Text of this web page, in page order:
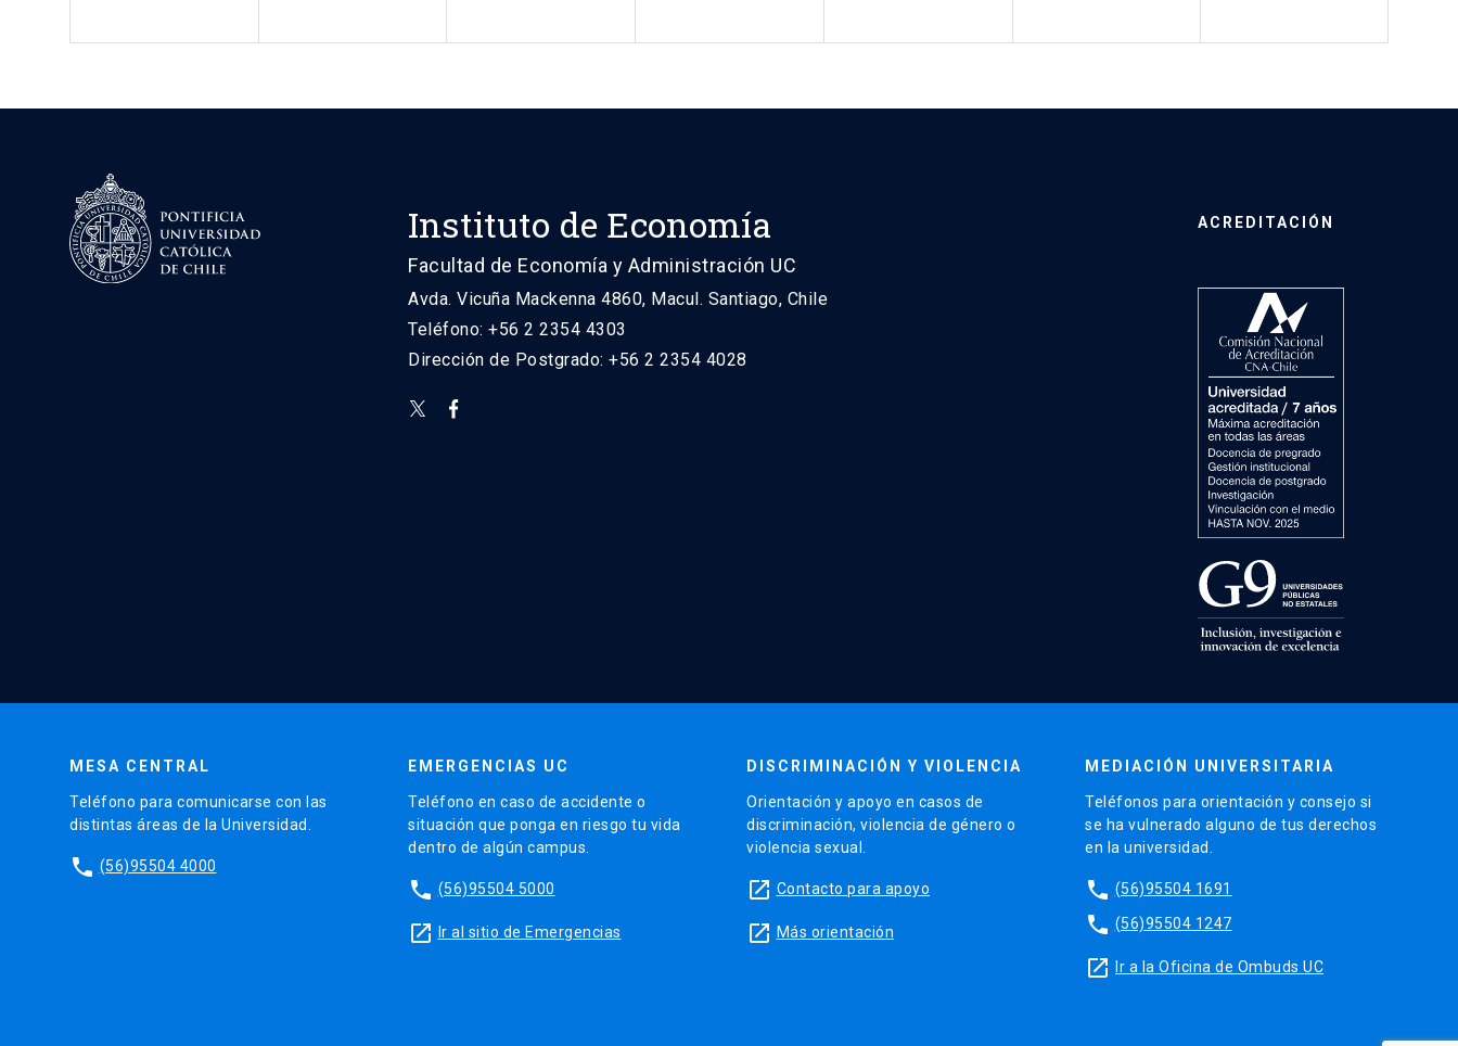
Instituto de Economía
Facultad de Economía y Administración UC
Avda. Vicuña Mackenna 4860, Macul. Santiago, Chile
Teléfono: +56 2 2354 4303
Dirección de Postgrado: +56 2 2354 4028
ACREDITACIÓN
MESA CENTRAL
Teléfono para comunicarse con las
distintas áreas de la Universidad.
phone (56)95504 4000
EMERGENCIAS UC
Teléfono en caso de accidente o
situación que ponga en riesgo tu vida
dentro de algún campus.
phone (56)95504 5000
launch Ir al sitio de Emergencias
DISCRIMINACIÓN Y VIOLENCIA
Orientación y apoyo en casos de
discriminación, violencia de género o
violencia sexual.
launch Contacto para apoyo
launch Más orientación
MEDIACIÓN UNIVERSITARIA
Teléfonos para orientación y consejo si
se ha vulnerado alguno de tus derechos
en la universidad.
phone (56)95504 1691
phone (56)95504 1247
launch Ir a la Oficina de Ombuds UC